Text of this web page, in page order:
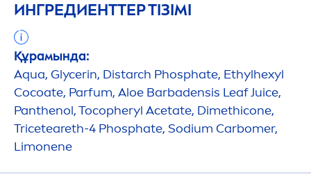
ИНГРЕДИЕНТТЕР ТІЗІМІ
Құрамында:
Aqua, Glycerin, Distarch Phosphate, Ethylhexyl
Cocoate, Parfum, Aloe Barbadensis Leaf Juice,
Panthenol, Tocopheryl Acetate, Dimethicone,
Triceteareth-4 Phosphate, Sodium Carbomer,
Limonene